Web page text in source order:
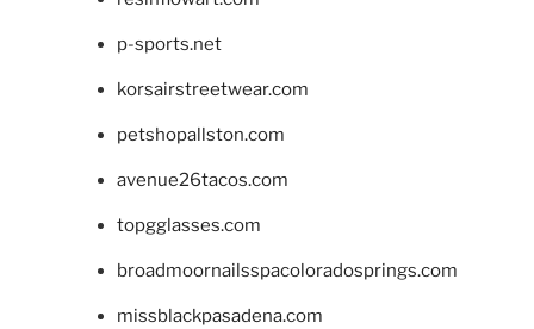
p-sports.net
korsairstreetwear.com
petshopallston.com
avenue26tacos.com
topgglasses.com
broadmoornailsspacoloradosprings.com
missblackpasadena.com